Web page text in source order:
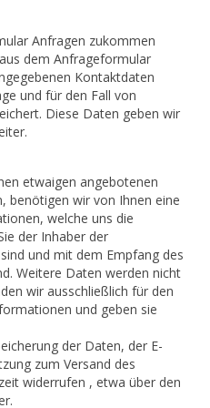
Anfragen zukommen
dem Anfrageformular
Kontaktdaten
und für den Fall von
Diese Daten geben wir
etwaigen angebotenen
benötigen wir von Ihnen eine
welche uns die
der Inhaber der
und mit dem Empfang des
Weitere Daten werden nicht
wir ausschließlich für den
und geben sie
der Daten, der E-
zum Versand des
widerrufen , etwa über den